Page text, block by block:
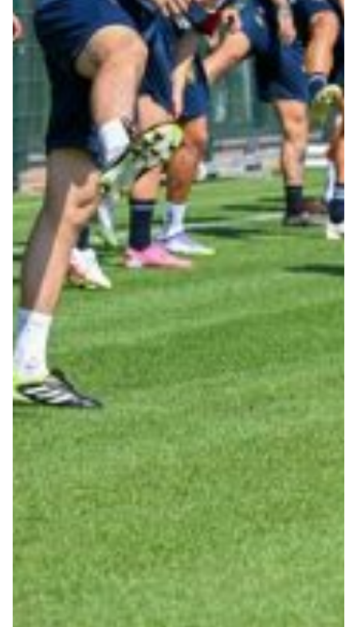
Robe di Kappa x Genoa
Vintage Collection
Accessori
Party
Outlet
Caffè Boasi x Genoa
Helan x Genoa
Isolani x Genoa
Gift Card Online Store
Fortissimo batte il mio cuor